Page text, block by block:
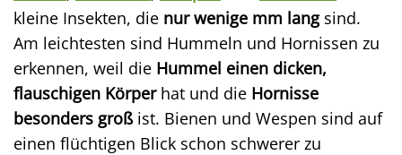
kleine Insekten, die nur wenige mm langsind.
Am leichtesten sind Hummeln und Hornissen zu
erkennen, weil die Hummel einen dicken,
flauschigen Körperhat und die Hornisse
besonders großist. Bienen und Wespen sind auf
einen flüchtigen Blick schon schwerer zu